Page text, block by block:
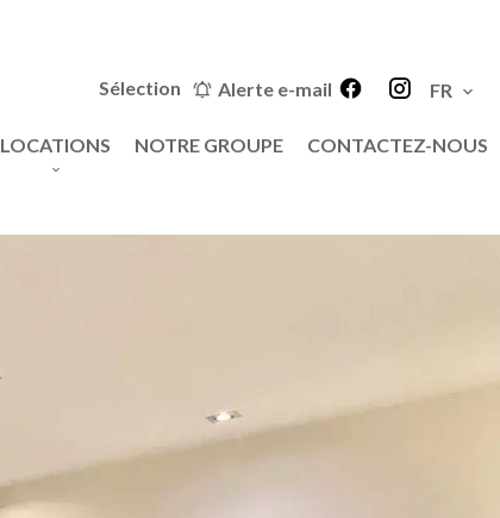
Sélection Alerte e-mail FR
LOCATIONS NOTRE GROUPE CONTACTEZ-NOUS